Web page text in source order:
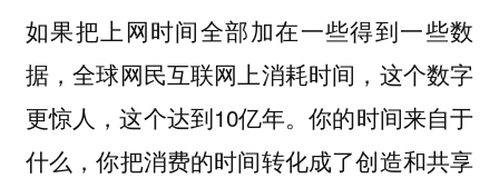
如果把上网时间全部加在一些得到一些数
据，全球网民互联网上消耗时间，这个数字
更惊人，这个达到10亿年。你的时间来自于
什么，你把消费的时间转化成了创造和共享